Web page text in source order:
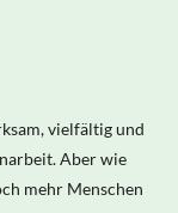
vielfältig und
Aber wie
mehr Menschen